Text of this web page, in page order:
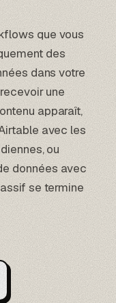
que vous
des
dans votre
une
apparaît,
avec les
ou
données avec
se termine